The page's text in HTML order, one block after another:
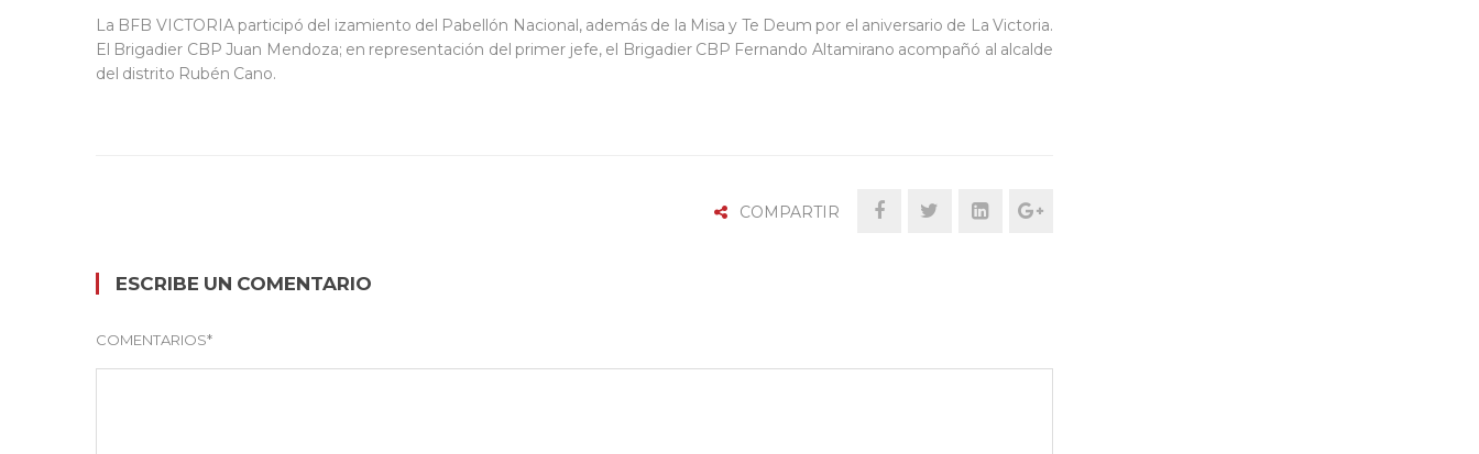
La BFB VICTORIA participó del izamiento del Pabellón Nacional, además de la Misa y Te Deum por el aniversario de La Victoria.
El Brigadier CBP Juan Mendoza; en representación del primer jefe, el Brigadier CBP Fernando Altamirano acompañó al alcalde
del distrito Rubén Cano.
COMPARTIR
ESCRIBE UN COMENTARIO
COMENTARIOS*